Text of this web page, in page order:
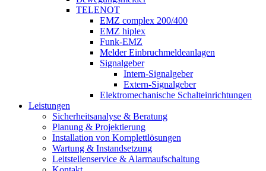
TELENOT
EMZ complex 200/400
EMZ hiplex
Funk-EMZ
Melder Einbruchmeldeanlagen
Signalgeber
Intern-Signalgeber
Extern-Signalgeber
Elektromechanische Schalteinrichtungen
Leistungen
Sicherheitsanalyse & Beratung
Planung & Projektierung​
Installation von Komplettlösungen
Wartung & Instandsetzung
Leitstellenservice & Alarmaufschaltung